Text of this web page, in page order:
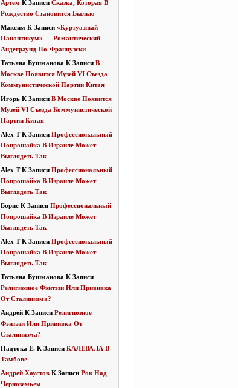
Артем К Записи Сказка, Которая В
Рождество Становится Былью
Максим К Записи «Куртуазный
Паноптикум» — Романтический
Андеграунд По-Французски
Татьяна Бушманова К Записи В
Москве Появится Музей VI Съезда
Коммунистической Партии Китая
ИгорьК Записи В Москве Появится
Музей VI Съезда Коммунистической
Партии Китая
Alex TК Записи Профессиональный
Попрошайка В Израиле Может
Выглядеть Так
Alex TК Записи Профессиональный
Попрошайка В Израиле Может
Выглядеть Так
БорисК Записи Профессиональный
Попрошайка В Израиле Может
Выглядеть Так
Alex TК Записи Профессиональный
Попрошайка В Израиле Может
Выглядеть Так
Татьяна Бушманова К Записи
Религиозное Фэнтэзи Или Прививка
От Сталинизма?
АндрейК Записи Религиозное
Фэнтэзи Или Прививка От
Сталинизма?
Надтока Е.К Записи КАЛЕВАЛА В
Тамбове
Андрей ХаустовК Записи Рок Над
Черноземьем